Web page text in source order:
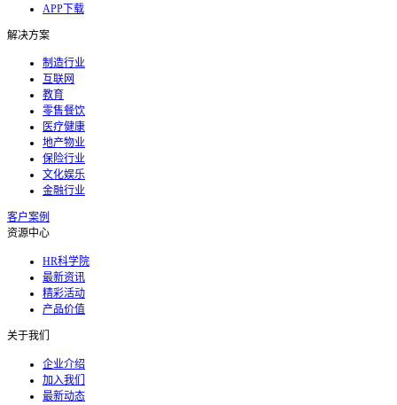
APP下载
解决方案
制造行业
互联网
教育
零售餐饮
医疗健康
地产物业
保险行业
文化娱乐
金融行业
客户案例
资源中心
HR科学院
最新资讯
精彩活动
产品价值
关于我们
企业介绍
加入我们
最新动态